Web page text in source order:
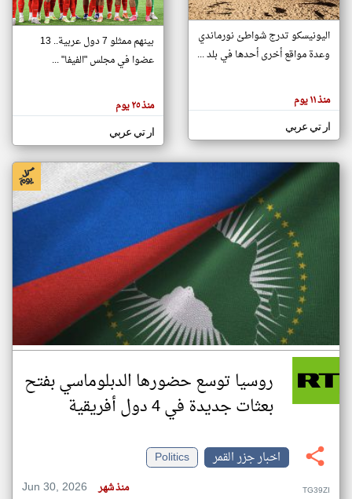
تغيير الدولة
اخبار جزر القمر على مدار الساعة
أهم اخبار جزر القمر العاجلة والمباشرة
هنا عن
وجهة
كاتبيها.
اليونيسكو تدرج شواطئ نورماندي
وعدة مواقع أخرى أحدها في بلد ...
منذ ١١ يوم
ار تي عربي
بينهم ممثلو 7 دول عربية.. 13
عضوا في مجلس "الفيفا" ...
منذ ٢٥ يوم
ار تي عربي
روسيا توسع حضورها الدبلوماسي بفتح
بعثات جديدة في 4 دول أفريقية
اخبار جزر القمر
Politics
Jun 30, 2026
منذ شهر TG39ZI
klyoum.com